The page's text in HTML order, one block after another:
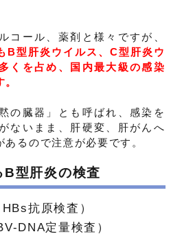
コール、薬剤と様々ですが、
B型肝炎ウイルス、C型肝炎ウ
くを占め、国内最大級の感染
の臓器」とも呼ばれ、感染を
ないまま、肝硬変、肝がんへ
るので注意が必要です。
B型肝炎の検査
抗原検査）
DNA定量検査）